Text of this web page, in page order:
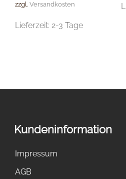
zzgl. Versandkosten
Lieferzeit: 2-3 Tage
Kundeninformation
Impressum
AGB